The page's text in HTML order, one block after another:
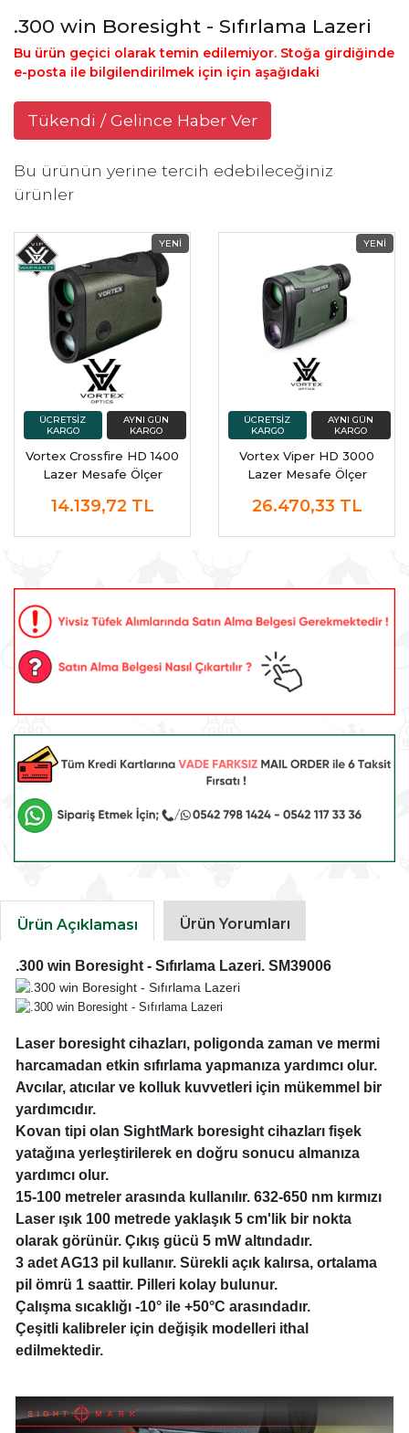
.300 win Boresight - Sıfırlama Lazeri
Bu ürün geçici olarak temin edilemiyor. Stoğa girdiğinde
e-posta ile bilgilendirilmek için için aşağıdaki
Tükendi / Gelince Haber Ver
Bu ürünün yerine tercih edebileceğiniz
ürünler
Vortex Crossfire HD 1400
Lazer Mesafe Ölçer
14.139,72 TL
Vortex Viper HD 3000
Lazer Mesafe Ölçer
26.470,33 TL
Ürün Açıklaması Ürün Yorumları
.300 win Boresight - Sıfırlama Lazeri. SM39006
Laser boresight cihazları, poligonda zaman ve mermi
harcamadan etkin sıfırlama yapmanıza yardımcı olur.
Avcılar, atıcılar ve kolluk kuvvetleri için mükemmel bir
yardımcıdır.
Kovan tipi olan SightMark boresight cihazları fişek
yatağına yerleştirilerek en doğru sonucu almanıza
yardımcı olur.
15-100 metreler arasında kullanılır. 632-650 nm kırmızı
Laser ışık 100 metrede yaklaşık 5 cm'lik bir nokta
olarak görünür. Çıkış gücü 5 mW altındadır.
3 adet AG13 pil kullanır. Sürekli açık kalırsa, ortalama
pil ömrü 1 saattir. Pilleri kolay bulunur.
Çalışma sıcaklığı -10° ile +50°C arasındadır.
Çeşitli kalibreler için değişik modelleri ithal
edilmektedir.